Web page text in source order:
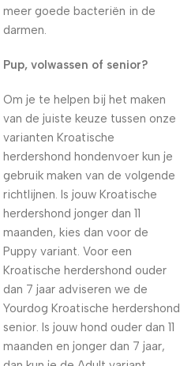
meer goede bacteriën in de
darmen.
Pup, volwassen of senior?
Om je te helpen bij het maken
van de juiste keuze tussen onze
varianten Kroatische
herdershond hondenvoer kun je
gebruik maken van de volgende
richtlijnen. Is jouw Kroatische
herdershond jonger dan 11
maanden, kies dan voor de
Puppy variant. Voor een
Kroatische herdershond ouder
dan 7 jaar adviseren we de
Yourdog Kroatische herdershond
senior. Is jouw hond ouder dan 11
maanden en jonger dan 7 jaar,